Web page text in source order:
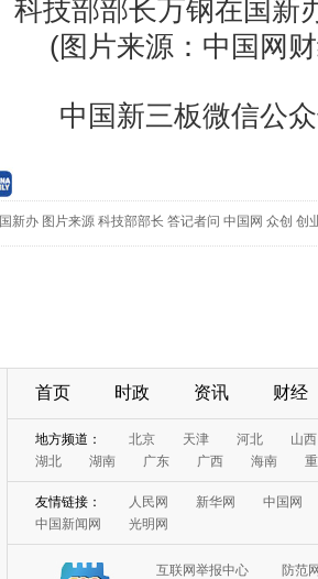
中国新三板微信公
国新办 图片来源 科技部部长 答记者问 中国网 众创 创
首页 时政 资讯 财经
地方频道： 北京 天津 河北
山西
湖北
湖南 广东 广西 海南
友情链接： 人民网 新华网
中国网
中国新闻网
光明网
互联网举报中心
防范